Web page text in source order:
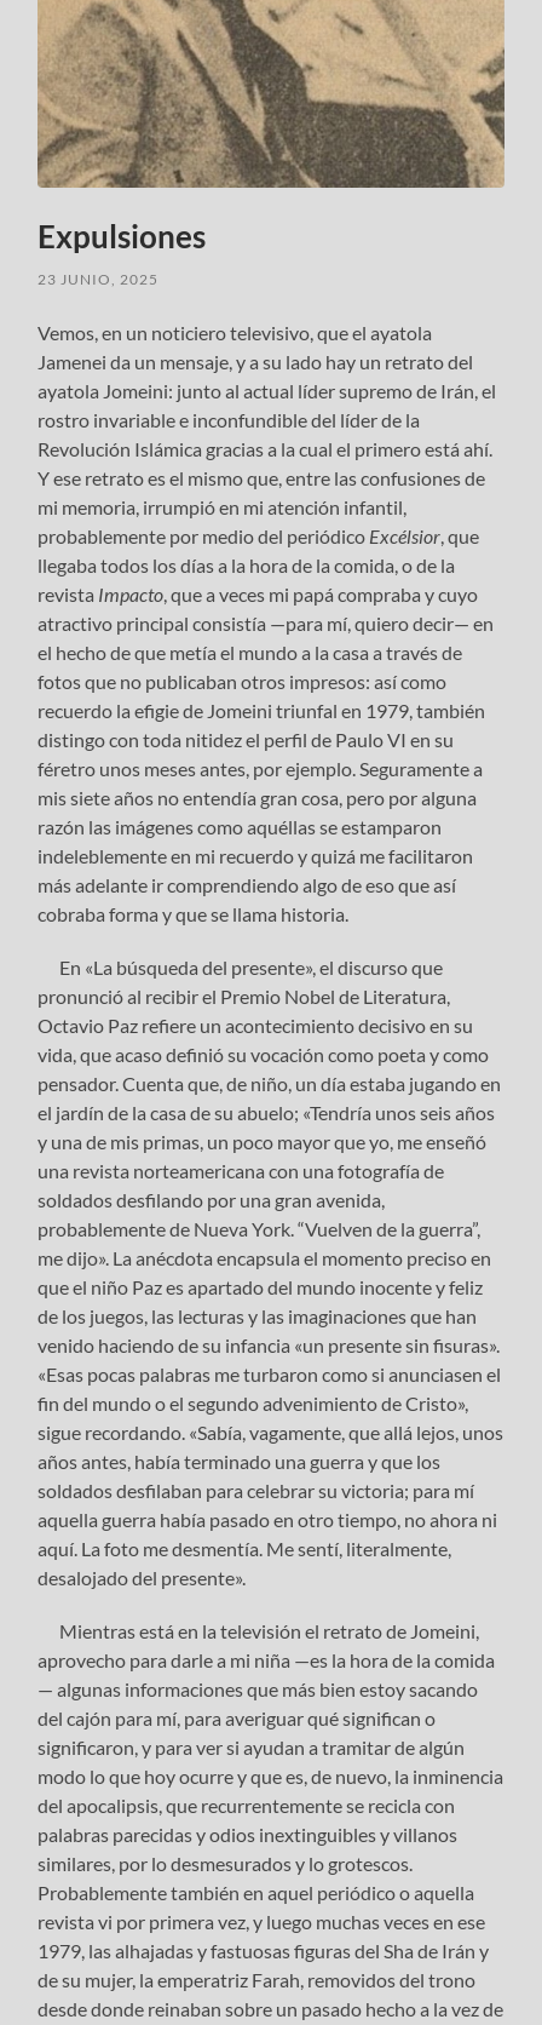
Expulsiones
23 JUNIO, 2025
Vemos, en un noticiero televisivo, que el ayatola
Jamenei da un mensaje, y a su lado hay un retrato del
ayatola Jomeini: junto al actual líder supremo de Irán, el
rostro invariable e inconfundible del líder de la
Revolución Islámica gracias a la cual el primero está ahí.
Y ese retrato es el mismo que, entre las confusiones de
mi memoria, irrumpió en mi atención infantil,
probablemente por medio del periódico Excélsior, que
llegaba todos los días a la hora de la comida, o de la
revista Impacto, que a veces mi papá compraba y cuyo
atractivo principal consistía —para mí, quiero decir— en
el hecho de que metía el mundo a la casa a través de
fotos que no publicaban otros impresos: así como
recuerdo la efigie de Jomeini triunfal en 1979, también
distingo con toda nitidez el perfil de Paulo VI en su
féretro unos meses antes, por ejemplo. Seguramente a
mis siete años no entendía gran cosa, pero por alguna
razón las imágenes como aquéllas se estamparon
indeleblemente en mi recuerdo y quizá me facilitaron
más adelante ir comprendiendo algo de eso que así
cobraba forma y que se llama historia.
En «La búsqueda del presente», el discurso que
pronunció al recibir el Premio Nobel de Literatura,
Octavio Paz refiere un acontecimiento decisivo en su
vida, que acaso definió su vocación como poeta y como
pensador. Cuenta que, de niño, un día estaba jugando en
el jardín de la casa de su abuelo; «Tendría unos seis años
y una de mis primas, un poco mayor que yo, me enseñó
una revista norteamericana con una fotografía de
soldados desfilando por una gran avenida,
probablemente de Nueva York. “Vuelven de la guerra”,
me dijo». La anécdota encapsula el momento preciso en
que el niño Paz es apartado del mundo inocente y feliz
de los juegos, las lecturas y las imaginaciones que han
venido haciendo de su infancia «un presente sin fisuras».
«Esas pocas palabras me turbaron como si anunciasen el
fin del mundo o el segundo advenimiento de Cristo»,
sigue recordando. «Sabía, vagamente, que allá lejos, unos
años antes, había terminado una guerra y que los
soldados desfilaban para celebrar su victoria; para mí
aquella guerra había pasado en otro tiempo, no ahora ni
aquí. La foto me desmentía. Me sentí, literalmente,
desalojado del presente».
Mientras está en la televisión el retrato de Jomeini,
aprovecho para darle a mi niña —es la hora de la comida
— algunas informaciones que más bien estoy sacando
del cajón para mí, para averiguar qué significan o
significaron, y para ver si ayudan a tramitar de algún
modo lo que hoy ocurre y que es, de nuevo, la inminencia
del apocalipsis, que recurrentemente se recicla con
palabras parecidas y odios inextinguibles y villanos
similares, por lo desmesurados y lo grotescos.
Probablemente también en aquel periódico o aquella
revista vi por primera vez, y luego muchas veces en ese
1979, las alhajadas y fastuosas figuras del Sha de Irán y
de su mujer, la emperatriz Farah, removidos del trono
desde donde reinaban sobre un pasado hecho a la vez de